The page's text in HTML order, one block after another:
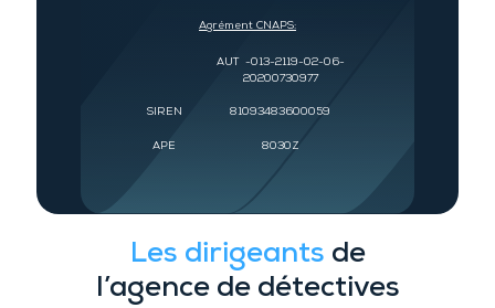
Les dirigeants de
l’agence de détectives
Agrément CNAPS:
AUT -013-2119-02-06-
20200730977
SIREN 81093483600059
APE 8030Z